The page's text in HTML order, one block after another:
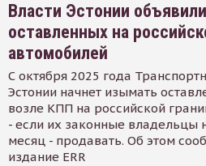
Власти Эстонии
оставленных на
автомобилей
С октября 2025 года
Эстонии начнет изымать
возле КПП на российской
- если их законные владельцы
месяц - продавать. Об этом
издание ERR